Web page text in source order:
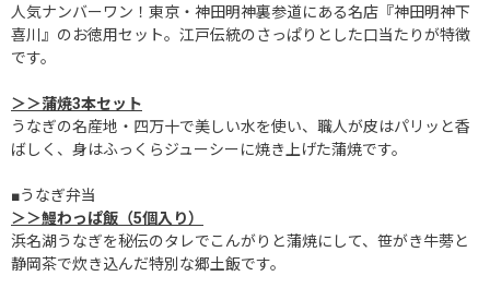
人気ナンバーワン！東京・神田明神裏参道にある名店『神田明神下
喜川』のお徳用セット。江戸伝統のさっぱりとした口当たりが特徴
です。
＞＞蒲焼3本セット
うなぎの名産地・四万十で美しい水を使い、職人が皮はパリッと香
ばしく、身はふっくらジューシーに焼き上げた蒲焼です。
■うなぎ弁当
＞＞鰻わっぱ飯（5個入り）
浜名湖うなぎを秘伝のタレでこんがりと蒲焼にして、笹がき牛蒡と
静岡茶で炊き込んだ特別な郷土飯です。